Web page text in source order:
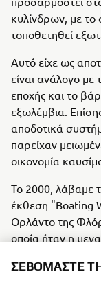
κυλίνδρων, με το
τοποθετηθεί
Αυτό είχε ως
είναι ανάλογο
εποχής και το
εξωλέμβια.
αποδοτικά
παρείχαν
οικονομία
Το 2000, λάβαμε
έκθεση "Boating
Ορλάντο της
οποία ήταν η
ΣΕΒΌΜΑΣΤΕ